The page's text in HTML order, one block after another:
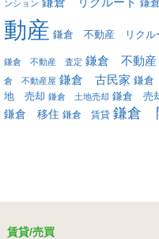
ンション 鎌
動産 鎌倉 不動産 リクル
鎌倉 不動産 査定 鎌倉 不動
倉 不動産屋 鎌倉 古民家 鎌
地 売却 鎌倉 土地売却 鎌倉 売
鎌倉 移住 鎌倉 賃貸 鎌倉
賃貸/売買